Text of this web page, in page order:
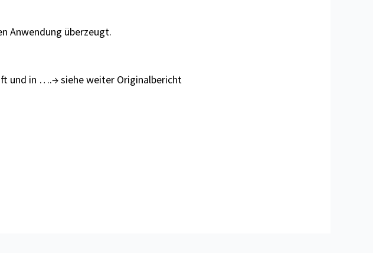
Anwendung überzeugt.
und in ….→ siehe weiter Originalbericht